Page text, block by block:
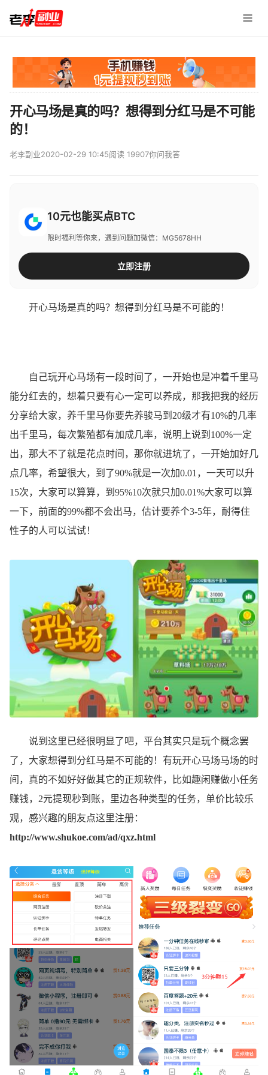
开心马场是真的吗？想得到分红马是不可能
的！
老李副业2020-02-29 10:45阅读 19907你问我答
10元也能买点BTC
限时福利等你来，遇到问题加微信：MG5678HH
立即注册
开心马场是真的吗？想得到分红马是不可能的！
自己玩开心马场有一段时间了，一开始也是冲着千里马
能分红去的，想着只要有心一定可以养成，那我把我的经历
分享给大家，养千里马你要先养骏马到20级才有10%的几率
出千里马，每次繁殖都有加成几率，说明上说到100%一定
出，那大不了就是花点时间，那你就进坑了，一开始加好几
点几率，希望很大，到了90%就是一次加0.01，一天可以升
15次，大家可以算算，到95%10次就只加0.01%大家可以算
一下，前面的99%都不会出马，估计要养个3-5年，耐得住
性子的人可以试试！
说到这里已经很明显了吧，平台其实只是玩个概念罢
了，大家想得到分红马是不可能的！有玩开心马场马场的时
间，真的不如好好做其它的正规软件，比如趣闲赚做小任务
赚钱，2元提现秒到账，里边各种类型的任务，单价比较乐
观，感兴趣的朋友点这里注册：
http://www.shukoe.com/ad/qxz.html